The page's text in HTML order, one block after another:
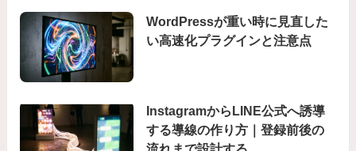
WordPressが重い時に見直した
い高速化プラグインと注意点
InstagramからLINE公式へ誘導
する導線の作り方｜登録前後の